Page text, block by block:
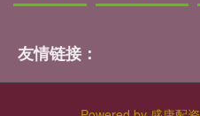
友情链接：